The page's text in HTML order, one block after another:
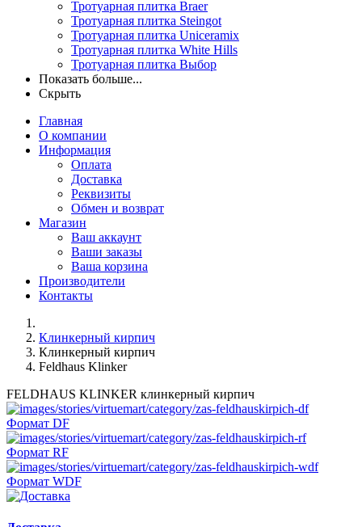
Тротуарная плитка Braer
Тротуарная плитка Steingot
Тротуарная плитка Uniceramix
Тротуарная плитка White Hills
Тротуарная плитка Выбор
Показать больше...
Скрыть
Главная
О компании
Информация
Оплата
Доставка
Реквизиты
Обмен и возврат
Магазин
Ваш аккаунт
Ваши заказы
Ваша корзина
Производители
Контакты
Клинкерный кирпич
Клинкерный кирпич
Feldhaus Klinker
FELDHAUS KLINKER клинкерный кирпич
Формат DF
Формат RF
Формат WDF